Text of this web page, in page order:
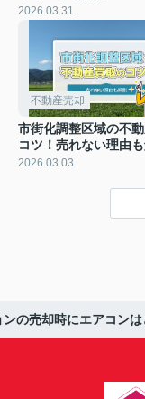
2026.03.31
不動産売却
市街化調整区域の不
コツ！売れない理由
2026.03.03
ンの売却時にエアコン